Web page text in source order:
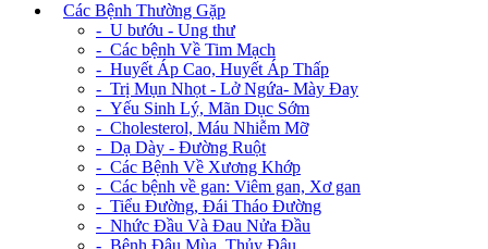
Các Bệnh Thường Gặp
- U bướu - Ung thư
- Các bệnh Về Tim Mạch
- Huyết Áp Cao, Huyết Áp Thấp
- Trị Mụn Nhọt - Lở Ngứa- Mày Đay
- Yếu Sinh Lý, Mãn Dục Sớm
- Cholesterol, Máu Nhiễm Mỡ
- Dạ Dày - Đường Ruột
- Các Bệnh Về Xương Khớp
- Các bệnh về gan: Viêm gan, Xơ gan
- Tiểu Đường, Đái Tháo Đường
- Nhức Đầu Và Đau Nửa Đầu
- Bệnh Đậu Mùa, Thủy Đậu